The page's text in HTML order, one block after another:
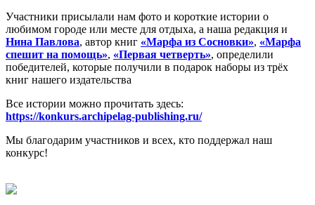
Участники присылали нам фото и короткие истории о
любимом городе или месте для отдыха, а наша редакция и
Нина Павлова, автор книг «Марфа из Сосновки», «Марфа
спешит на помощь», «Первая четверть», определили
победителей, которые получили в подарок наборы из трёх
книг нашего издательства
Все истории можно прочитать здесь:
https://konkurs.archipelag-publishing.ru/
Мы благодарим участников и всех, кто поддержал наш
конкурс!